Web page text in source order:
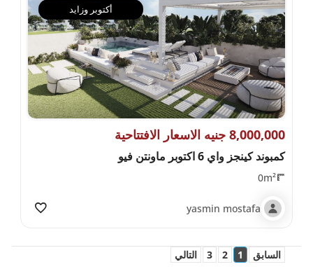
أكتوبر وزايد
8,000,000 جنيه الاسعار الافتتاحية
كمبوند كينجز واي 6 اكتوبر ماونتن فيو
0m²
yasmin mostafa
السابق 1
2
3 التالي